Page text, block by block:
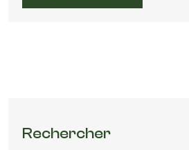
Rechercher